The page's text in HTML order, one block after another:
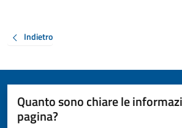
Indietro
Quanto sono chiare le
pagina?